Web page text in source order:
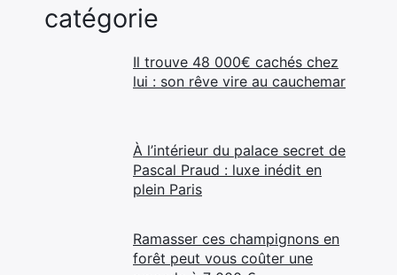
catégorie
Il trouve 48 000€ cachés chez
lui : son rêve vire au cauchemar
À l’intérieur du palace secret de
Pascal Praud : luxe inédit en
plein Paris
Ramasser ces champignons en
forêt peut vous coûter une